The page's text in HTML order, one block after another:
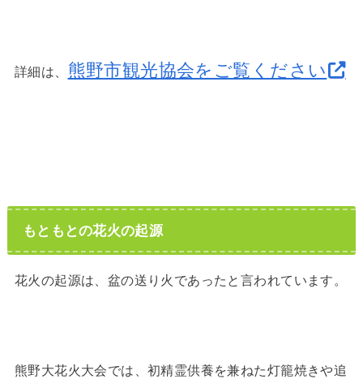
詳細は、 熊野市観光協会をご覧ください
もともとの花火の起源
花火の起源は、盆の送り火であったと言われています。
熊野大花火大会では、初精霊供養を兼ねた灯籠焼きや追